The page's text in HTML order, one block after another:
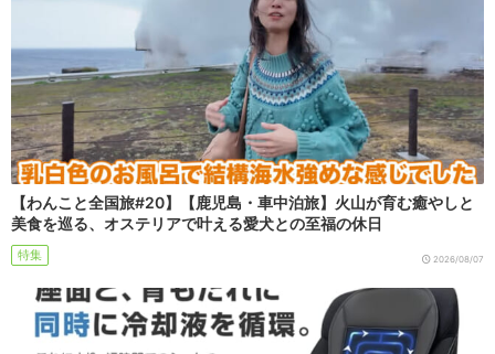
【わんこと全国旅#20】【鹿児島・車中泊旅】火山が育む癒やしと
美食を巡る、オステリアで叶える愛犬との至福の休日
特集 2026/08/07